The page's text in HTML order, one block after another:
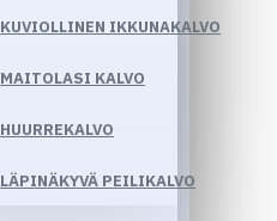
KUVIOLLINEN IKKUNAKALVO
MAITOLASI KALVO
HUURREKALVO
LÄPINÄKYVÄ PEILIKALVO